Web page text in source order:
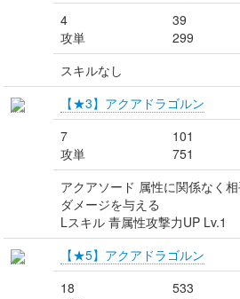
4
攻単
39
299
スキルなし
【★3】アクアドラゴルン
7
攻単
101
751
アクアソード 属性に関係なく
ダメージを与える
Lスキル 青属性攻撃力UP Lv.1
【★5】アクアドラゴルン
18
533